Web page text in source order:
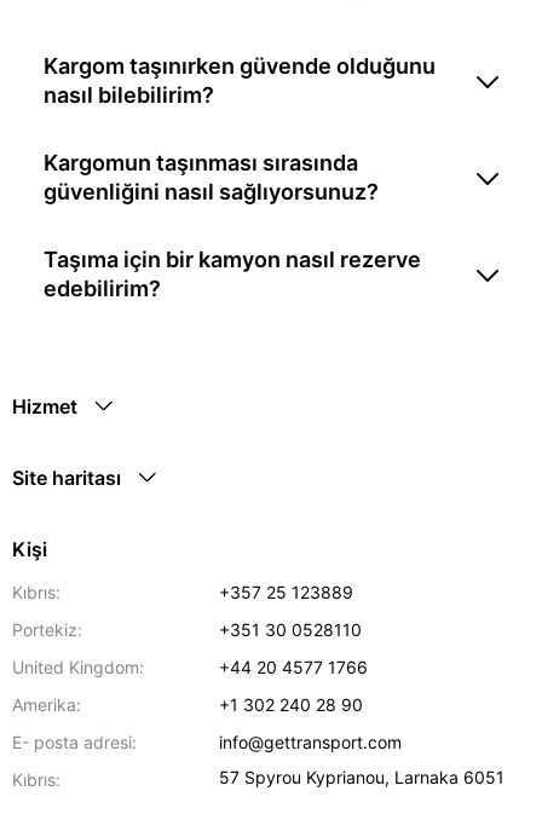
Kargom taşınırken güvende olduğunu
nasıl bilebilirim?
Kargomun taşınması sırasında
güvenliğini nasıl sağlıyorsunuz?
Taşıma için bir kamyon nasıl rezerve
edebilirim?
Hizmet
Site haritası
Kişi
Kıbrıs:
+357 25 123889
Portekiz:
+351 30 0528110
United Kingdom:
+44 20 4577 1766
Amerika:
+1 302 240 28 90
E- posta adresi:
info@gettransport.com
Kıbrıs:
57 Spyrou Kyprianou, Larnaka 6051